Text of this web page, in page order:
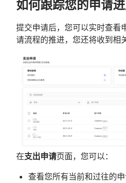
如何跟踪您的申请进
提交申请后，您可以实时查看
请流程的推进，您还将收到相
在支出申请页面，您可以：
查看您所有当前和过往的